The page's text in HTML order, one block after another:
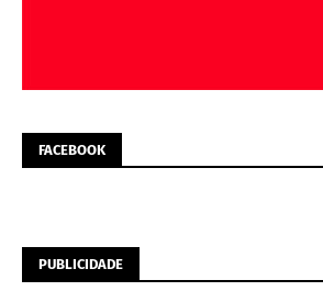
FACEBOOK
PUBLICIDADE